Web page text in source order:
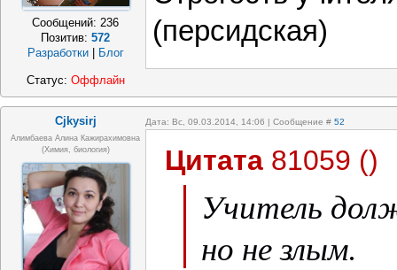
Сообщений: 236
Позитив:572
Разработки | Блог
(персидская)
Статус: Оффлайн
Cjkysirj Дата: Вс, 09.03.2014, 14:06 | Сообщение # 52
Алимбаева Алина Кажирахимовна
(химия, биология)
Цитата 81059 ()
Учитель
но не злым.